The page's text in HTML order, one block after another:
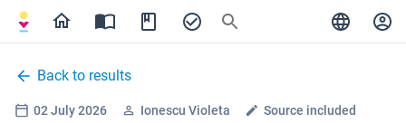
Back to results
02 July 2026 Ionescu Violeta
Source included